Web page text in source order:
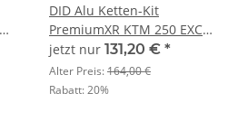
DID Alu Ketten-Kit
PremiumXR KTM 250 EXC
Racing Bj. 02
jetzt nur 131,20 € *
Alter Preis:164,00 €
Rabatt:20%